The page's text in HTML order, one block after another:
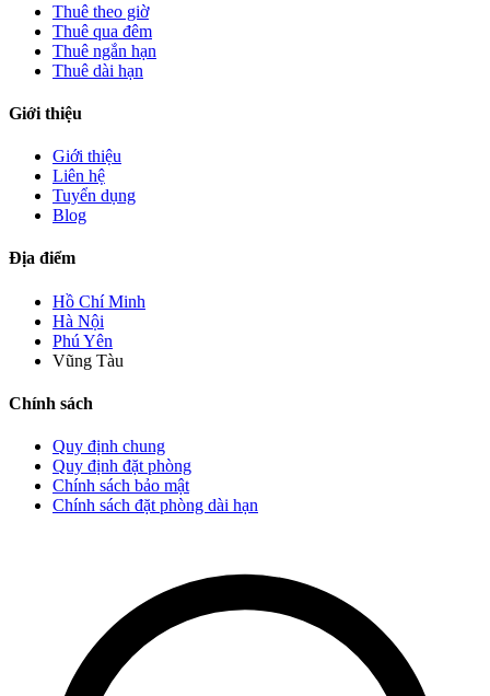
Thuê theo giờ
Thuê qua đêm
Thuê ngắn hạn
Thuê dài hạn
Giới thiệu
Giới thiệu
Liên hệ
Tuyển dụng
Blog
Địa điểm
Hồ Chí Minh
Hà Nội
Phú Yên
Vũng Tàu
Chính sách
Quy định chung
Quy định đặt phòng
Chính sách bảo mật
Chính sách đặt phòng dài hạn